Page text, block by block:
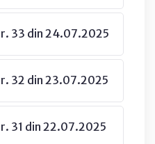
33 din 24.07.2025
32 din 23.07.2025
31 din 22.07.2025